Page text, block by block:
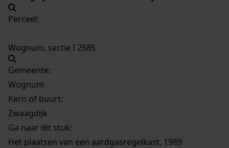
Perceel:
Wognum, sectie I 2585
Gemeente:
Wognum
Kern of buurt:
Zwaagdijk
Ga naar dit stuk:
Het plaatsen van een aardgasregelkast, 1989